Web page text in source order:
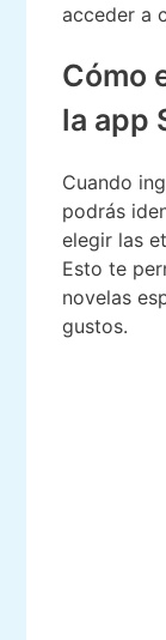
acceder a
Cómo
la app
Cuando
podrás
elegir las
Esto te
novelas
gustos.